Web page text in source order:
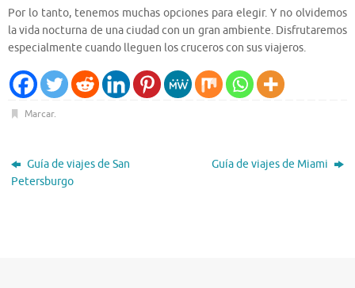
Por lo tanto, tenemos muchas opciones para elegir. Y no olvidemos
la vida nocturna de una ciudad con un gran ambiente. Disfrutaremos
especialmente cuando lleguen los cruceros con sus viajeros.
Marcar.
Guía de viajes de San
Petersburgo
Guía de viajes de Miami